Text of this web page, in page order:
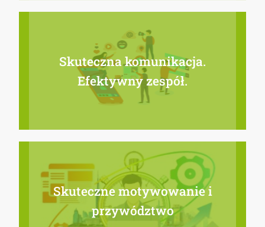
Skuteczna komunikacja.
Efektywny zespół.
Skuteczne motywowanie i
przywództwo